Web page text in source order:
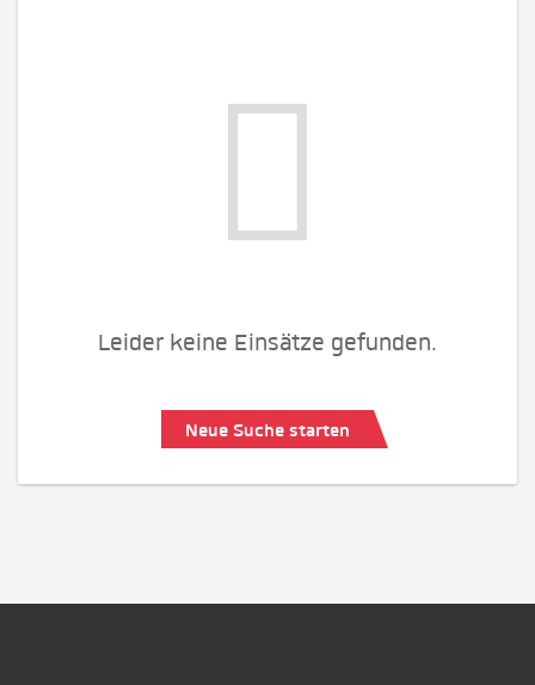
Leider keine Einsätze gefunden.
Neue Suche starten